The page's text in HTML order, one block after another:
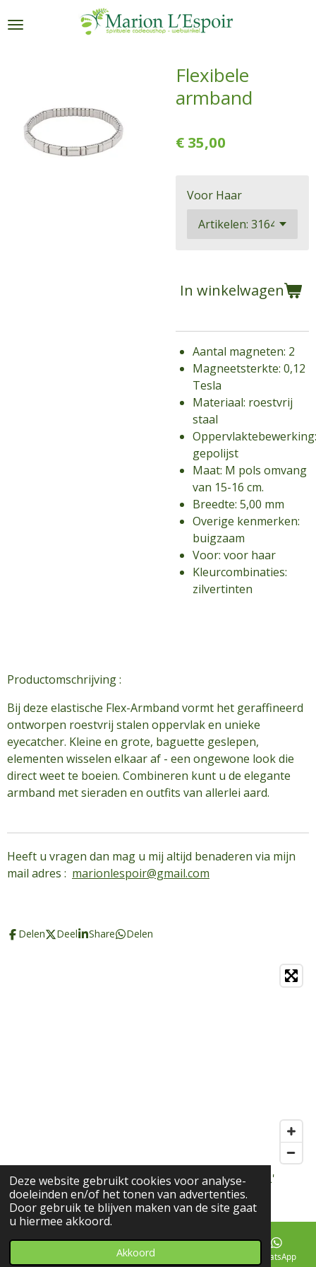
Deze website gebruikt cookies voor analyse-
doeleinden en/of het tonen van advertenties.
Door gebruik te blijven maken van de site gaat
u hiermee akkoord.
Akkoord
direct
Flexibele
armband
€ 35,00
Voor Haar
In winkelwagen
Aantal magneten: 2
Magneetsterkte: 0,12
Tesla
Materiaal: roestvrij
staal
Oppervlaktebewerking:
gepolijst
Maat: M pols omvang
van 15-16 cm.
Breedte: 5,00 mm
Overige kenmerken:
buigzaam
Voor: voor haar
Kleurcombinaties:
zilvertinten
Productomschrijving :
Bij deze elastische Flex-Armband vormt het geraffineerd
ontworpen roestvrij stalen oppervlak en unieke
eyecatcher. Kleine en grote, baguette geslepen,
elementen wisselen elkaar af - een ongewone look die
direct weet te boeien. Combineren kunt u de elegante
armband met sieraden en outfits van allerlei aard.
Heeft u vragen dan mag u mij altijd benaderen via mijn
mail adres : marionlespoir@gmail.com
Delen Deel Share Delen
© 2018 - 2022 Spirituele cadeaushop Marion Vdf L'
Espoir
Telefoonnummer WhatsApp